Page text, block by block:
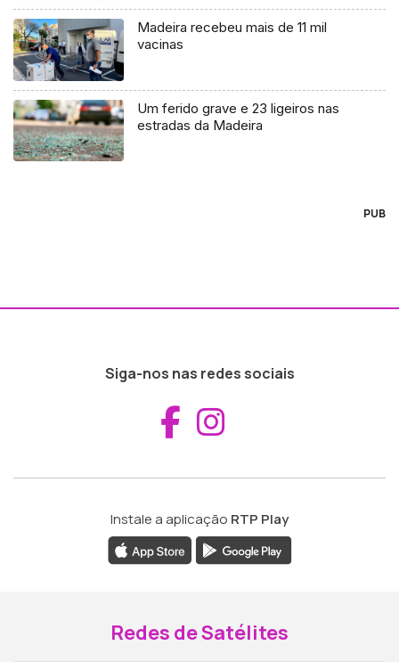
Madeira recebeu mais de 11 mil
vacinas
Um ferido grave e 23 ligeiros nas
estradas da Madeira
PUB
Siga-nos nas redes sociais
Aceder ao
Instale a aplicação RTP Play
Redes de Satélites